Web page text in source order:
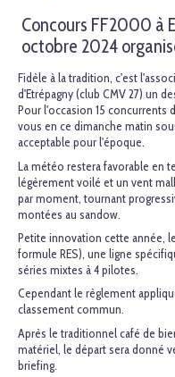
Concours FF2000 à
octobre 2024
Fidèle à la tradition, c'est
d'Etrépagny (club CMV 27) un
Pour l'occasion 15
vous en ce dimanche matin
acceptable pour l'époque.
La météo restera favorable en
légèrement voilé et un vent
par moment, tournant
montées au sandow.
Petite innovation cette année,
formule RES), une ligne
séries mixtes à 4 pilotes.
Cependant le règlement
classement commun.
Après le traditionnel café de
matériel, le départ sera donné
briefing.